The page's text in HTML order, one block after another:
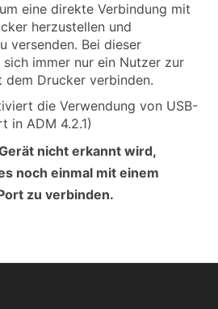
eine direkte Verbindung mit
herzustellen und
versenden. Bei dieser
sich immer nur ein Nutzer zur
dem Drucker verbinden.
die Verwendung von USB-
in ADM 4.2.1)
nicht erkannt wird,
noch einmal mit einem
zu verbinden.